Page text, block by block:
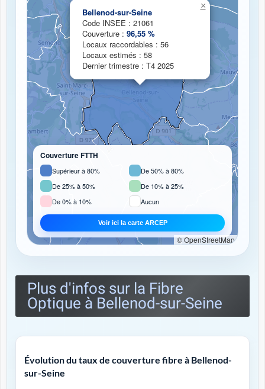
Bellenod-sur-Seine
Code INSEE : 21061
Couverture : 96,55 %
Locaux raccordables : 56
Locaux estimés : 58
Dernier trimestre : T4 2025
×
Couverture FTTH
Supérieur à 80%
De 50% à 80%
De 25% à 50%
De 10% à 25%
De 0% à 10%
Aucun
Voir ici la carte ARCEP
© OpenStreetMap
Plus d'infos sur la Fibre
Optique à Bellenod-sur-Seine
Évolution du taux de couverture fibre à Bellenod-
sur-Seine